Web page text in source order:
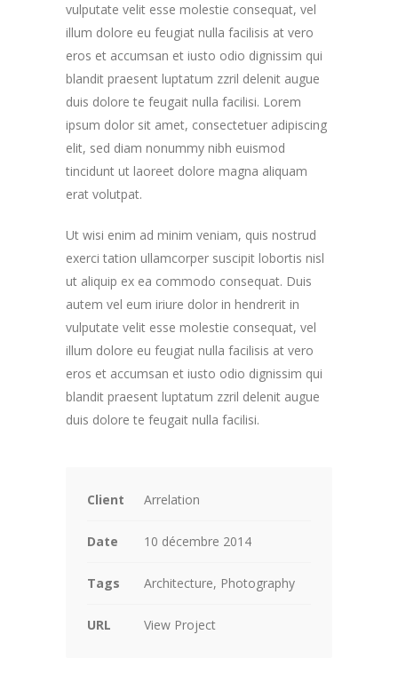
vulputate velit esse molestie consequat, vel
illum dolore eu feugiat nulla facilisis at vero
eros et accumsan et iusto odio dignissim qui
blandit praesent luptatum zzril delenit augue
duis dolore te feugait nulla facilisi. Lorem
ipsum dolor sit amet, consectetuer adipiscing
elit, sed diam nonummy nibh euismod
tincidunt ut laoreet dolore magna aliquam
erat volutpat.
Ut wisi enim ad minim veniam, quis nostrud
exerci tation ullamcorper suscipit lobortis nisl
ut aliquip ex ea commodo consequat. Duis
autem vel eum iriure dolor in hendrerit in
vulputate velit esse molestie consequat, vel
illum dolore eu feugiat nulla facilisis at vero
eros et accumsan et iusto odio dignissim qui
blandit praesent luptatum zzril delenit augue
duis dolore te feugait nulla facilisi.
Client Arrelation
Date 10 décembre 2014
Tags Architecture, Photography
URL View Project